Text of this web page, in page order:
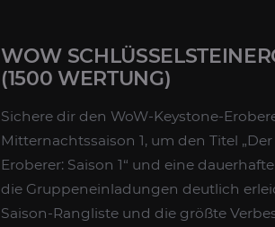
WOW
(1500 WERTUNG)
Sichere dir den WoW-Keystone-
Mitternachtssaison 1, um den Titel
Eroberer: Saison 1“ und eine
die Gruppeneinladungen deutlich
Saison-Rangliste und die größte